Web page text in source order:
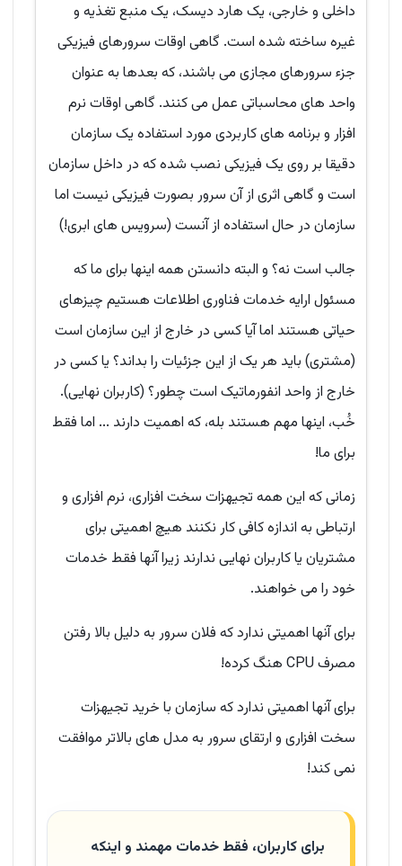
داخلی و خارجی، یک هارد دیسک، یک منبع تغذیه و
غیره ساخته شده است. گاهی اوقات سرورهای فیزیکی
جزء سرورهای مجازی می باشند، که بعدها به عنوان
واحد های محاسباتی عمل می کنند. گاهی اوقات نرم
افزار و برنامه های کاربردی مورد استفاده یک سازمان
دقیقا بر روی یک فیزیکی نصب شده که در داخل سازمان
است و گاهی اثری از آن سرور بصورت فیزیکی نیست اما
سازمان در حال استفاده از آنست (سرویس های ابری!)
جالب است نه؟ و البته دانستن همه اینها برای ما که
مسئول ارایه خدمات فناوری اطلاعات هستیم چیزهای
حیاتی هستند اما آیا کسی در خارج از این سازمان است
(مشتری) باید هر یک از این جزئیات را بداند؟ یا کسی در
خارج از واحد انفورماتیک است چطور؟ (کاربران نهایی).
خُب، اینها مهم هستند بله، که اهمیت دارند ... اما فقط
برای ما!
زمانی که این همه تجیهزات سخت افزاری، نرم افزاری و
ارتباطی به اندازه کافی کار نکنند هیچ اهمیتی برای
مشتریان یا کاربران نهایی ندارند زیرا آنها فقط خدمات
خود را می خواهند.
برای آنها اهمیتی ندارد که فلان سرور به دلیل بالا رفتن
مصرف CPU هنگ کرده!
برای آنها اهمیتی ندارد که سازمان با خرید تجیهزات
سخت افزاری و ارتقای سرور به مدل های بالاتر موافقت
نمی کند!
برای کاربران، فقط خدمات مهمند و اینکه